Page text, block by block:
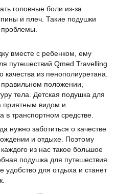
головные боли из-за
и плеч. Такие подушки
проблемы.
вместе с ребенком, ему
путешествий Qmed Travelling
качества из пенополиуретана.
положении,
тела. Детская подушка для
приятным видом и
в транспортном средстве.
нужно заботиться о качестве
и отдыхе. Поэтому
из нас такое большое
подушка для путешествия
удобство для отдыха и станет